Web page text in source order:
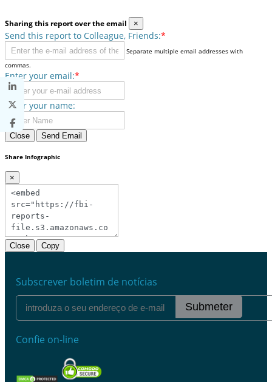
Sharing this report over the email ×
Send this report to Colleague, Friends:*
Separate multiple email addresses with
commas.
Enter your email:*
Enter your name:
Close Send Email
Share Infographic
×
Close Copy
Subscrever boletim de notícias
Submeter
Confie on-line